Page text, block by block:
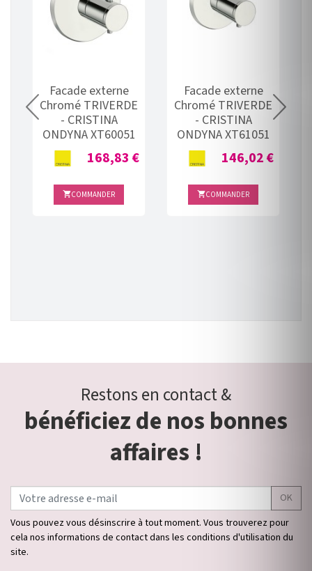
Facade externe
Chromé TRIVERDE
- CRISTINA
ONDYNA XT60051
Prix
168,83 €
COMMANDER
Facade externe
Chromé TRIVERDE
- CRISTINA
ONDYNA XT61051
Prix
146,02 €
COMMANDER
Restons en contact &
bénéficiez de nos bonnes
affaires !
OK
Vous pouvez vous désinscrire à tout moment. Vous trouverez pour
cela nos informations de contact dans les conditions d'utilisation du
site.